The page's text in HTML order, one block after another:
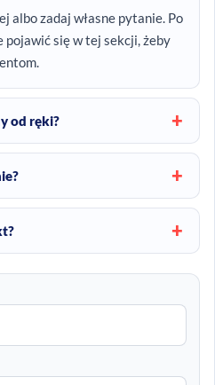
albo zadaj własne pytanie. Po
pojawić się w tej sekcji, żeby
od ręki?